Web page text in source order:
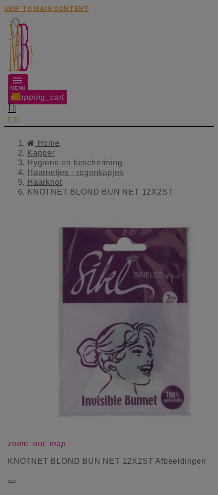
SKIP TO MAIN CONTENT
MENU
shopping_cart
0

 0
Home
Kapper
Hygiene en bescherming
Haarnetjes - regenkapjes
Haarknot
KNOTNET BLOND BUN NET 12X2ST
zoom_out_map
KNOTNET BLOND BUN NET 12X2ST Afbeeldingen